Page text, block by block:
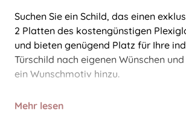
Suchen Sie ein Schild, das einen
2 Platten des kostengünstigen
und bieten genügend Platz für Ihre
Türschild nach eigenen Wünschen
ein Wunschmotiv hinzu.
Mehr lesen